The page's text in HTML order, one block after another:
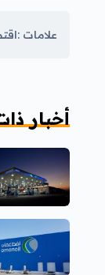
علامات :
أخبار